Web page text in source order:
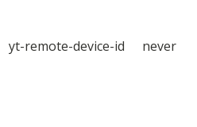
yt-remote-device-id never